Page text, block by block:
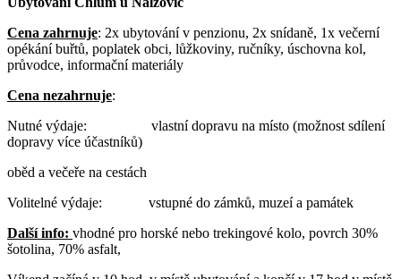
Cena zahrnuje: 2x ubytování v penzionu, 2x snídaně, 1x večerní
opékání buřtů, poplatek obci, lůžkoviny, ručníky, úschovna kol,
průvodce, informační materiály
Cena nezahrnuje:
Nutné výdaje: vlastní dopravu na místo (možnost sdílení
dopravy více účastníků)
oběd a večeře na cestách
Volitelné výdaje: vstupné do zámků, muzeí a památek
Další info: vhodné pro horské nebo trekingové kolo, povrch 30%
šotolina, 70% asfalt,